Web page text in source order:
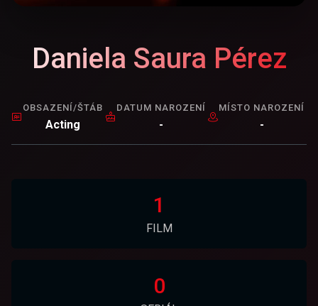
Daniela Saura Pérez
OBSAZENÍ/ŠTÁB
Acting
DATUM NAROZENÍ
-
MÍSTO NAROZENÍ
-
1
FILM
0